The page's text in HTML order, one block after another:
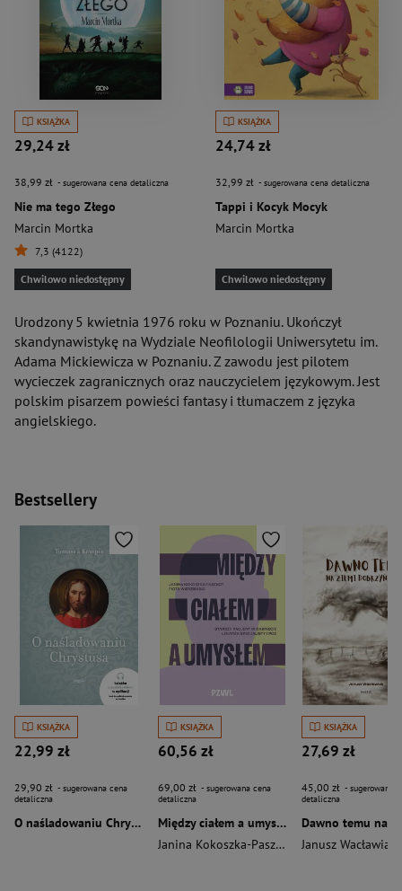
KSIĄŻKA
29,24 zł
38,99 zł - sugerowana cena detaliczna
Nie ma tego Złego
Marcin Mortka
7,3 (4122)
Chwilowo niedostępny
KSIĄŻKA
24,74 zł
32,99 zł - sugerowana cena detaliczna
Tappi i Kocyk Mocyk
Marcin Mortka
Chwilowo niedostępny
Urodzony 5 kwietnia 1976 roku w Poznaniu. Ukończył
skandynawistykę na Wydziale Neofilologii Uniwersytetu im.
Adama Mickiewicza w Poznaniu. Z zawodu jest pilotem
wycieczek zagranicznych oraz nauczycielem językowym. Jest
polskim pisarzem powieści fantasy i tłumaczem z języka
angielskiego.
Bestsellery
KSIĄŻKA
22,99 zł
29,90 zł - sugerowana cena
detaliczna
O naśladowaniu Chrystusa wyd. 2026
KSIĄŻKA
60,56 zł
69,00 zł - sugerowana cena
detaliczna
Między ciałem a umysłem
Janina Kokoszka-Paszkot
Piotr Wierzbiński
KSIĄŻKA
27,69 zł
45,00 zł - sugerowana
detaliczna
Janusz Wacławiak